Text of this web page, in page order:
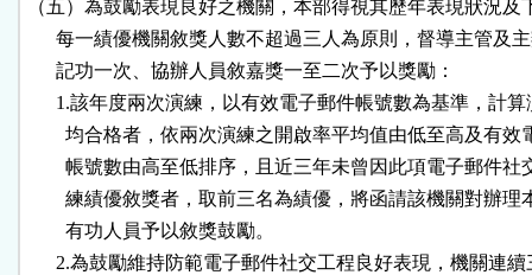
（五）為鼓勵表現良好之機關，本部得視其歷年表現狀況及
每一績優機關敘獎人數不超過三人為原則，督導主管及
      記功一次、協辦人員敘嘉獎一至二次予以獎勵：
1.該年度兩次演練，以有效電子郵件帳號數為基準，計
均合格者，依兩次演練之開啟率平均值由低至高及有效
帳號數由高至低排序，且近三年未曾因此項電子郵件社
練績優敘獎者，取前三名為績優，將函請該機關對辦理
        有功人員予以敘獎鼓勵。
2.為鼓勵維持防範電子郵件社交工程良好表現，機關連